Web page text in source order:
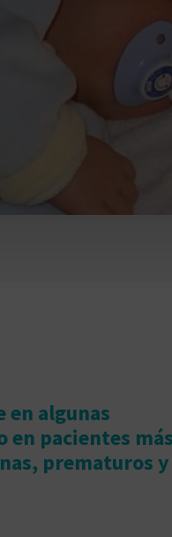
en algunas
en pacientes más
prematuros y